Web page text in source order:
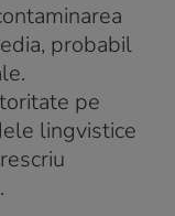
probabil
pe
lingvistice